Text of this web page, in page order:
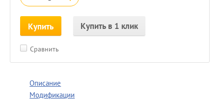
Купить Купить в 1 клик
Сравнить
Описание
Модификации